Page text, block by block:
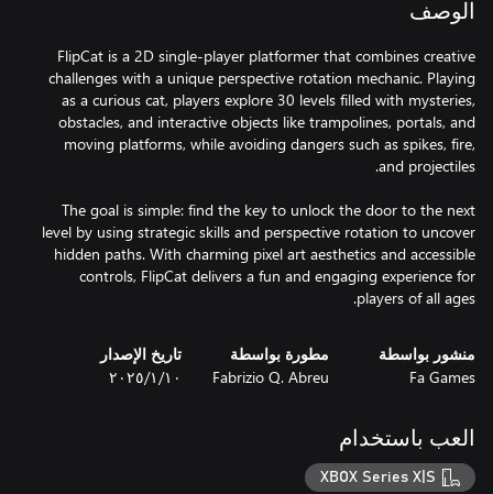
الوصف
FlipCat is a 2D single-player platformer that combines creative
challenges with a unique perspective rotation mechanic. Playing
as a curious cat, players explore 30 levels filled with mysteries,
obstacles, and interactive objects like trampolines, portals, and
moving platforms, while avoiding dangers such as spikes, fire,
The goal is simple: find the key to unlock the door to the next
level by using strategic skills and perspective rotation to uncover
hidden paths. With charming pixel art aesthetics and accessible
controls, FlipCat delivers a fun and engaging experience for
players of all ages.
منشور بواسطة
Fa Games
مطورة بواسطة
Fabrizio Q. Abreu
تاريخ الإصدار
١٠‏/١‏/٢٠٢٥
العب باستخدام
XBOX Series X|S